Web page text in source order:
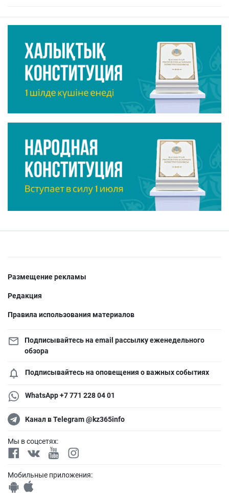
Размещение рекламы
Редакция
Правила использования материалов
Подписывайтесь на email рассылку еженедельного
обзора
Подписывайтесь на оповещения о важных событиях
WhatsApp +7 771 228 04 01
Канал в Telegram @kz365info
Мы в соцсетях:
Мобильные приложения: